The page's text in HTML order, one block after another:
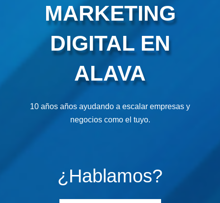
MARKETING
DIGITAL EN
ALAVA
10 años años ayudando a escalar empresas y
negocios como el tuyo.
¿Hablamos?